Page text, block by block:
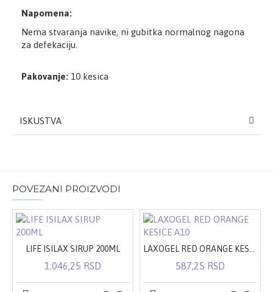
Napomena:
Nema stvaranja navike, ni gubitka normalnog nagona
za defekaciju
Pakovanje: 10 kesica
ISKUSTVA
POVEZANI PROIZVODI
LIFE ISILAX SIRUP 200ML
1.046,25 RSD
LAXOGEL RED ORANGE KESICE A10
587,25 RSD